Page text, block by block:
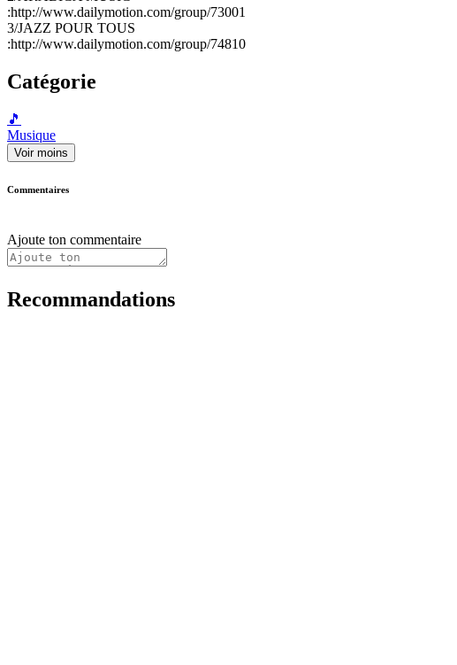
:http://www.dailymotion.com/group/73001
3/JAZZ POUR TOUS
:http://www.dailymotion.com/group/74810
Catégorie
🎵
Musique
Voir moins
Commentaires
Ajoute ton commentaire
Recommandations